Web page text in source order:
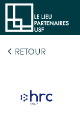
RETOUR